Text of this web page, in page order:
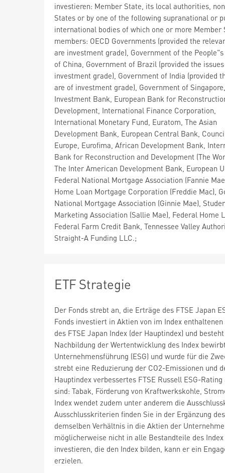
investieren: Member State, its local authorities,
States or by one of the following supranational or
international bodies of which one or more Member
members: OECD Governments (provided the
are investment grade), Government of the
of China, Government of Brazil (provided the
investment grade), Government of India (provided
are of investment grade), Government of
Investment Bank, European Bank for
Development, International Finance Corporation,
International Monetary Fund, Euratom, The Asian
Development Bank, European Central Bank,
Europe, Eurofima, African Development Bank,
Bank for Reconstruction and Development (The
The Inter American Development Bank, European
Federal National Mortgage Association (Fannie
Home Loan Mortgage Corporation (Freddie Mac),
National Mortgage Association (Ginnie Mae),
Marketing Association (Sallie Mae), Federal Home
Federal Farm Credit Bank, Tennessee Valley
Straight-A Funding LLC.;
ETF Strategie
Der Fonds strebt an, die Erträge des FTSE Japan
Fonds investiert in Aktien von im Index
des FTSE Japan Index (der Hauptindex) und
Nachbildung der Wertentwicklung des Index
Unternehmensführung (ESG) und wurde für die
strebt eine Reduzierung der CO2-Emissionen und
Hauptindex verbessertes FTSE Russell ESG-
sind: Tabak, Förderung von Kraftwerkskohle,
Index wendet zudem unter anderem die
Ausschlusskriterien finden Sie in der Ergänzung
demselben Verhältnis in die Aktien der
möglicherweise nicht in alle Bestandteile des
investieren, die den Index bilden, kann er ein
erzielen.